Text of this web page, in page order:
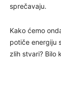
sprečavaju.
Kako ćemo
potiče energiju
zlih stvari? Bilo